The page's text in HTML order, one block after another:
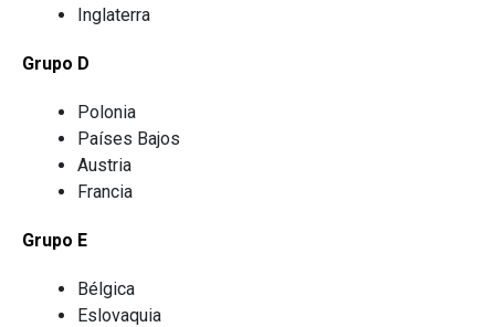
Inglaterra
Grupo D
Polonia
Países Bajos
Austria
Francia
Grupo E
Bélgica
Eslovaquia